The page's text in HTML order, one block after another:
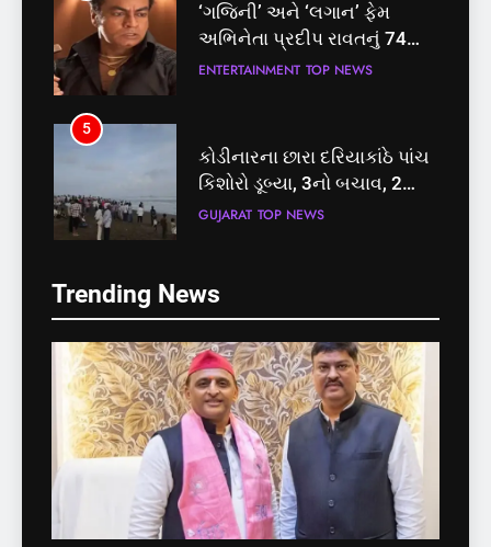
‘ગજિની’ અને ‘લગાન’ ફેમ
અભિનેતા પ્રદીપ રાવતનું 74
વર્ષની વયે નિધન, બ્લડ કેન્સર
ENTERTAINMENT TOP NEWS
5
કોડીનારના છારા દરિયાકાંઠે પાંચ
કિશોરો ડૂબ્યા, 3નો બચાવ, 2
લાપતા
GUJARAT TOP NEWS
પાસપોર્ટ વેરિફિકેશન માટે હવે
મુક્તિ,ગુજરાતમાં વેરિફિકેશન
પ્રક્રિયા બની સરળ
GUJARAT TOP NEWS
7
રાજ્યસભામાં ‘જન્મ અને મૃત્યુ
નોંધણી બિલ2026’ ધ્વનિમતથી
પાસ, વિપક્ષનો ઉગ્ર હોબાળો
INDIA TOP NEWS
Trending Newsકોડીનારના છારા દરિયાકાંઠે પાંચ
કિશોરો ડૂબ્યા, 3નો બચાવ, 2
લાપતા
GUJARAT TOP NEWS
6
પાસપોર્ટ વેરિફિકેશન માટે હવે
પોલીસ સ્ટેશનના ધક્કામાંથી
મુક્તિ,ગુજરાતમાં વેરિફિકેશન
પ્રક્રિયા બની સરળ
GUJARAT TOP NEWS